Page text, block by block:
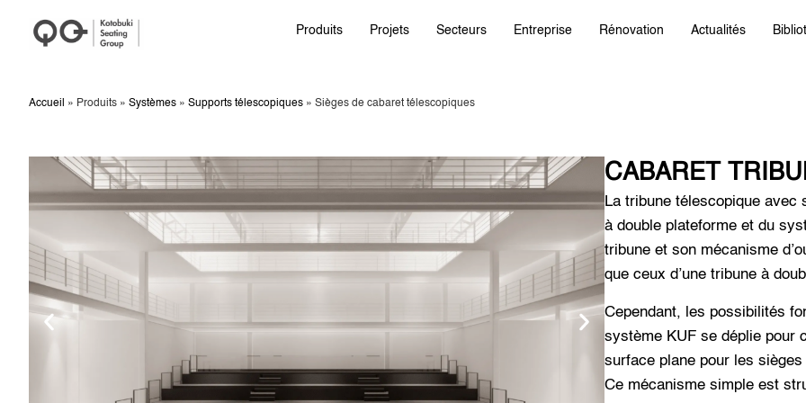
Produits Projets Secteurs Entreprise Rénovation Actualités
Accueil » Produits » Systèmes » Supports télescopiques » Sièges de cabaret télescopiques
CABARET
La tribune télescopique avec
à double plateforme et du
tribune et son mécanisme
que ceux d’une tribune à
Cependant, les possibilités
système KUF se déplie pour
surface plane pour les sièges
Ce mécanisme simple est